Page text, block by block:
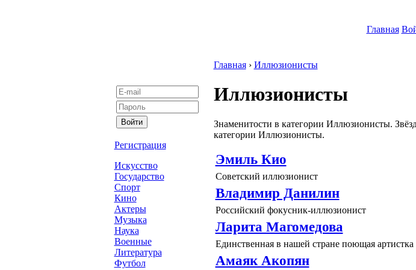
Главная
Регистрация
Искусство
Государство
Спорт
Кино
Актеры
Музыка
Наука
Военные
Литература
Футбол
Главная› Иллюзионисты
Иллюзионисты
Знаменитости в категории Иллюзионисты.
категории Иллюзионисты.
Эмиль Кио
Советский иллюзионист
Владимир Данилин
Российский фокусник-иллюзионист
Ларита Магомедова
Единственная в нашей стране поющая
Амаяк Акопян